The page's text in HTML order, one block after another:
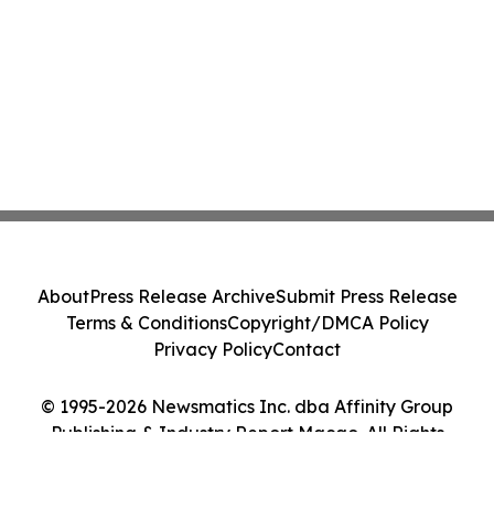
© 1995-2026 Newsmatics Inc. dba Affinity Group
Publishing & Industry Report Macao. All Rights
AboutPress Release ArchiveSubmit Press Release
Terms & ConditionsCopyright/DMCA Policy
Privacy PolicyContact